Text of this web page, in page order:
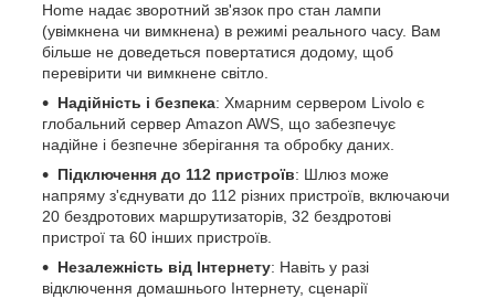
Home надає зворотний зв'язок про стан лампи
(увімкнена чи вимкнена) в режимі реального часу. Вам
більше не доведеться повертатися додому, щоб
перевірити чи вимкнене світло.
Надійність і безпека: Хмарним сервером Livolo є
глобальний сервер Amazon AWS, що забезпечує
надійне і безпечне зберігання та обробку даних.
Підключення до 112 пристроїв: Шлюз може
напряму з'єднувати до 112 різних пристроїв, включаючи
20 бездротових маршрутизаторів, 32 бездротові
пристрої та 60 інших пристроїв.
Незалежність від Інтернету: Навіть у разі
відключення домашнього Інтернету, сценарії